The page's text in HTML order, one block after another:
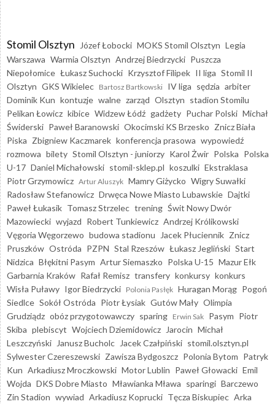
Stomil Olsztyn Józef Łobocki MOKS Stomil Olsztyn Legia
Warszawa Warmia Olsztyn Andrzej Biedrzycki Puszcza
Niepołomice Łukasz Suchocki Krzysztof Filipek II liga Stomil II
Olsztyn GKS Wikielec Bartosz Bartkowski IV liga sędzia arbiter
Dominik Kun kontuzje walne zarząd Olsztyn stadion Stomilu
Pelikan Łowicz kibice Widzew Łódź gadżety Puchar Polski Michał
Świderski Paweł Baranowski Okocimski KS Brzesko Znicz Biała
Piska Zbigniew Kaczmarek konferencja prasowa wypowiedź
rozmowa bilety Stomil Olsztyn - juniorzy Karol Żwir Polska Polska
U-17 Daniel Michałowski stomil-sklep.pl koszulki Ekstraklasa
Piotr Grzymowicz Artur Aluszyk Mamry Giżycko Wigry Suwałki
Radosław Stefanowicz Drwęca Nowe Miasto Lubawskie Dajtki
Paweł Łukasik Tomasz Strzelec trening Świt Nowy Dwór
Mazowiecki wyjazd Robert Tunkiewicz Andrzej Królikowski
Vęgoria Węgorzewo budowa stadionu Jacek Płuciennik Znicz
Pruszków Ostróda PZPN Stal Rzeszów Łukasz Jegliński Start
Nidzica Błękitni Pasym Artur Siemaszko Polska U-15 Mazur Ełk
Garbarnia Kraków Rafał Remisz transfery konkursy konkurs
Wisła Puławy Igor Biedrzycki Polonia Pasłęk Huragan Morąg Pogoń
Siedlce Sokół Ostróda Piotr Łysiak Gutów Mały Olimpia
Grudziądz obóz przygotowawczy sparing Erwin Sak Pasym Piotr
Skiba plebiscyt Wojciech Dziemidowicz Jarocin Michał
Leszczyński
Janusz Bucholc Jacek Czałpiński stomil.olsztyn.pl
Sylwester Czereszewski Zawisza Bydgoszcz Polonia Bytom Patryk
Kun Arkadiusz Mroczkowski Motor Lublin Paweł Głowacki Emil
Wojda DKS Dobre Miasto Mławianka Mława sparingi Barczewo
Zin Stadion wywiad Arkadiusz Koprucki Tęcza Biskupiec Arka